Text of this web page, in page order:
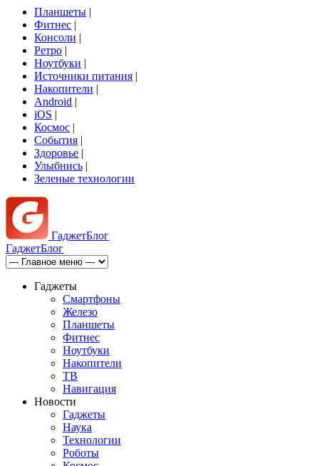
Планшеты |
Фитнес |
Консоли |
Ретро |
Ноутбуки |
Источники питания |
Накопители |
Android |
iOS |
Космос |
События |
Здоровье |
Улыбнись |
Зеленые технологии
ГаджетБлог
ГаджетБлог
Гаджеты
Смартфоны
Железо
Планшеты
Фитнес
Ноутбуки
Накопители
ТВ
Навигация
Новости
Гаджеты
Наука
Технологии
Роботы